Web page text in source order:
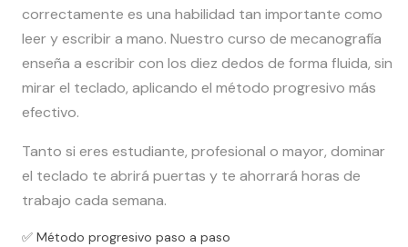
correctamente es una habilidad tan importante como
leer y escribir a mano. Nuestro curso de mecanografía
enseña a escribir con los diez dedos de forma fluida, sin
mirar el teclado, aplicando el método progresivo más
efectivo.
Tanto si eres estudiante, profesional o mayor, dominar
el teclado te abrirá puertas y te ahorrará horas de
trabajo cada semana.
✅ Método progresivo paso a paso